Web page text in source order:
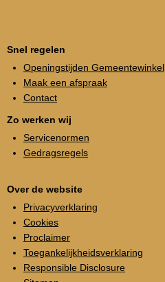
Snel regelen
Openingstijden Gemeentewinkel
Maak een afspraak
Contact
Zo werken wij
Servicenormen
Gedragsregels
Over de website
Privacyverklaring
Cookies
Proclaimer
Toegankelijkheidsverklaring
Responsible Disclosure